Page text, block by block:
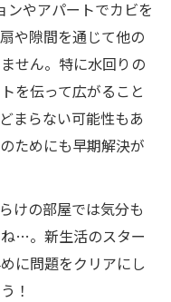
やアパートでカビを
や隙間を通じて他の
せん。特に水回りの
を伝って広がること
まらない可能性もあ
ためにも早期解決が
けの部屋では気分も
…。新生活のスター
に問題をクリアにし
！